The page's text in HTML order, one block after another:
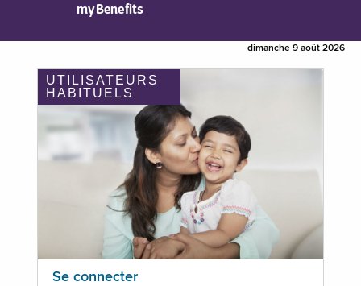
myBenefits
dimanche 9 août 2026
UTILISATEURS
HABITUELS
Se connecter